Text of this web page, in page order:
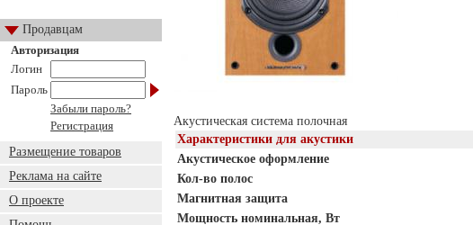
Продавцам
Авторизация
Логин
Пароль
Забыли пароль?
Регистрация
Размещение товаров
Реклама на сайте
О проекте
Акустическая система полочная
Характеристики для акустики
Акустическое оформление
Кол-во полос
Магнитная защита
Мощность номинальная, Вт